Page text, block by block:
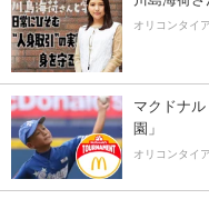
オリコンタイ
マクドナ
園」
オリコンタイ